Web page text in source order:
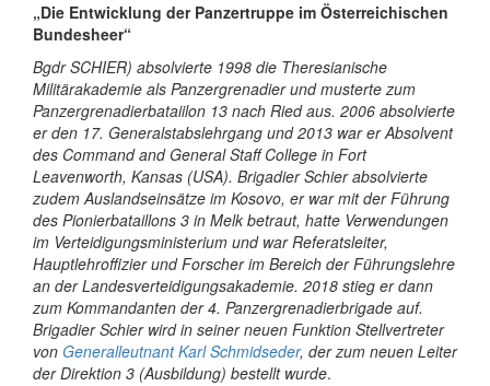
„Die Entwicklung der Panzertruppe im Österreichischen
Bundesheer“
Bgdr SCHIER) absolvierte 1998 die Theresianische
Militärakademie als Panzergrenadier und musterte zum
Panzergrenadierbataiilon 13 nach Ried aus. 2006 absolvierte
er den 17. Generalstabslehrgang und 2013 war er Absolvent
des Command and General Staff College in Fort
Leavenworth, Kansas (USA). Brigadier Schier absolvierte
zudem Auslandseinsätze im Kosovo, er war mit der Führung
des Pionierbataillons 3 in Melk betraut, hatte Verwendungen
im Verteidigungsministerium und war Referatsleiter,
Hauptlehroffizier und Forscher im Bereich der Führungslehre
an der Landesverteidigungsakademie. 2018 stieg er dann
zum Kommandanten der 4. Panzergrenadierbrigade auf.
Brigadier Schier wird in seiner neuen Funktion Stellvertreter
von Generalleutnant Karl Schmidseder, der zum neuen Leiter
der Direktion 3 (Ausbildung) bestellt wurde.